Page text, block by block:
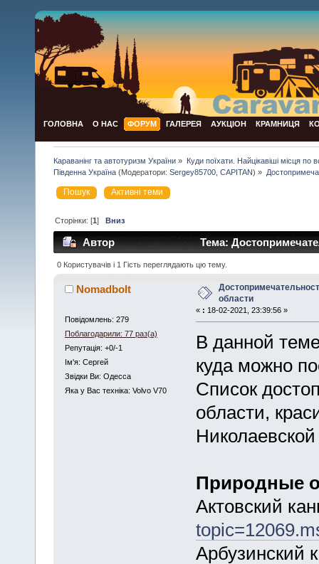
ГОЛОВНА О НАС ФОРУМ ГАЛЕРЕЯ АУКЦІОН КРАМНИЦЯ
Караванінг та автотуризм України » Куди поїхати. Найцікавіші місця
Південна Україна (Модератори:Sergey85700 ,CAPITAN) »
Пошук Активні теми
Сторінки: [1]Вниз
Автор Тема:
0 Користувачів і 1 Гість переглядають цю тему.
Nomadbolt
Повідомлень: 279
Поблагодарили: 77 раз(а)
Репутація: +0/-1
Iм'я: Сергей
Звідки Ви: Одесса
Яка у Вас техніка: Volvo V70
области
« : 18-02-2021, 23:39:56 »
В данной
куда можно
Список
области,
Природные
Актовский
Арбузинский